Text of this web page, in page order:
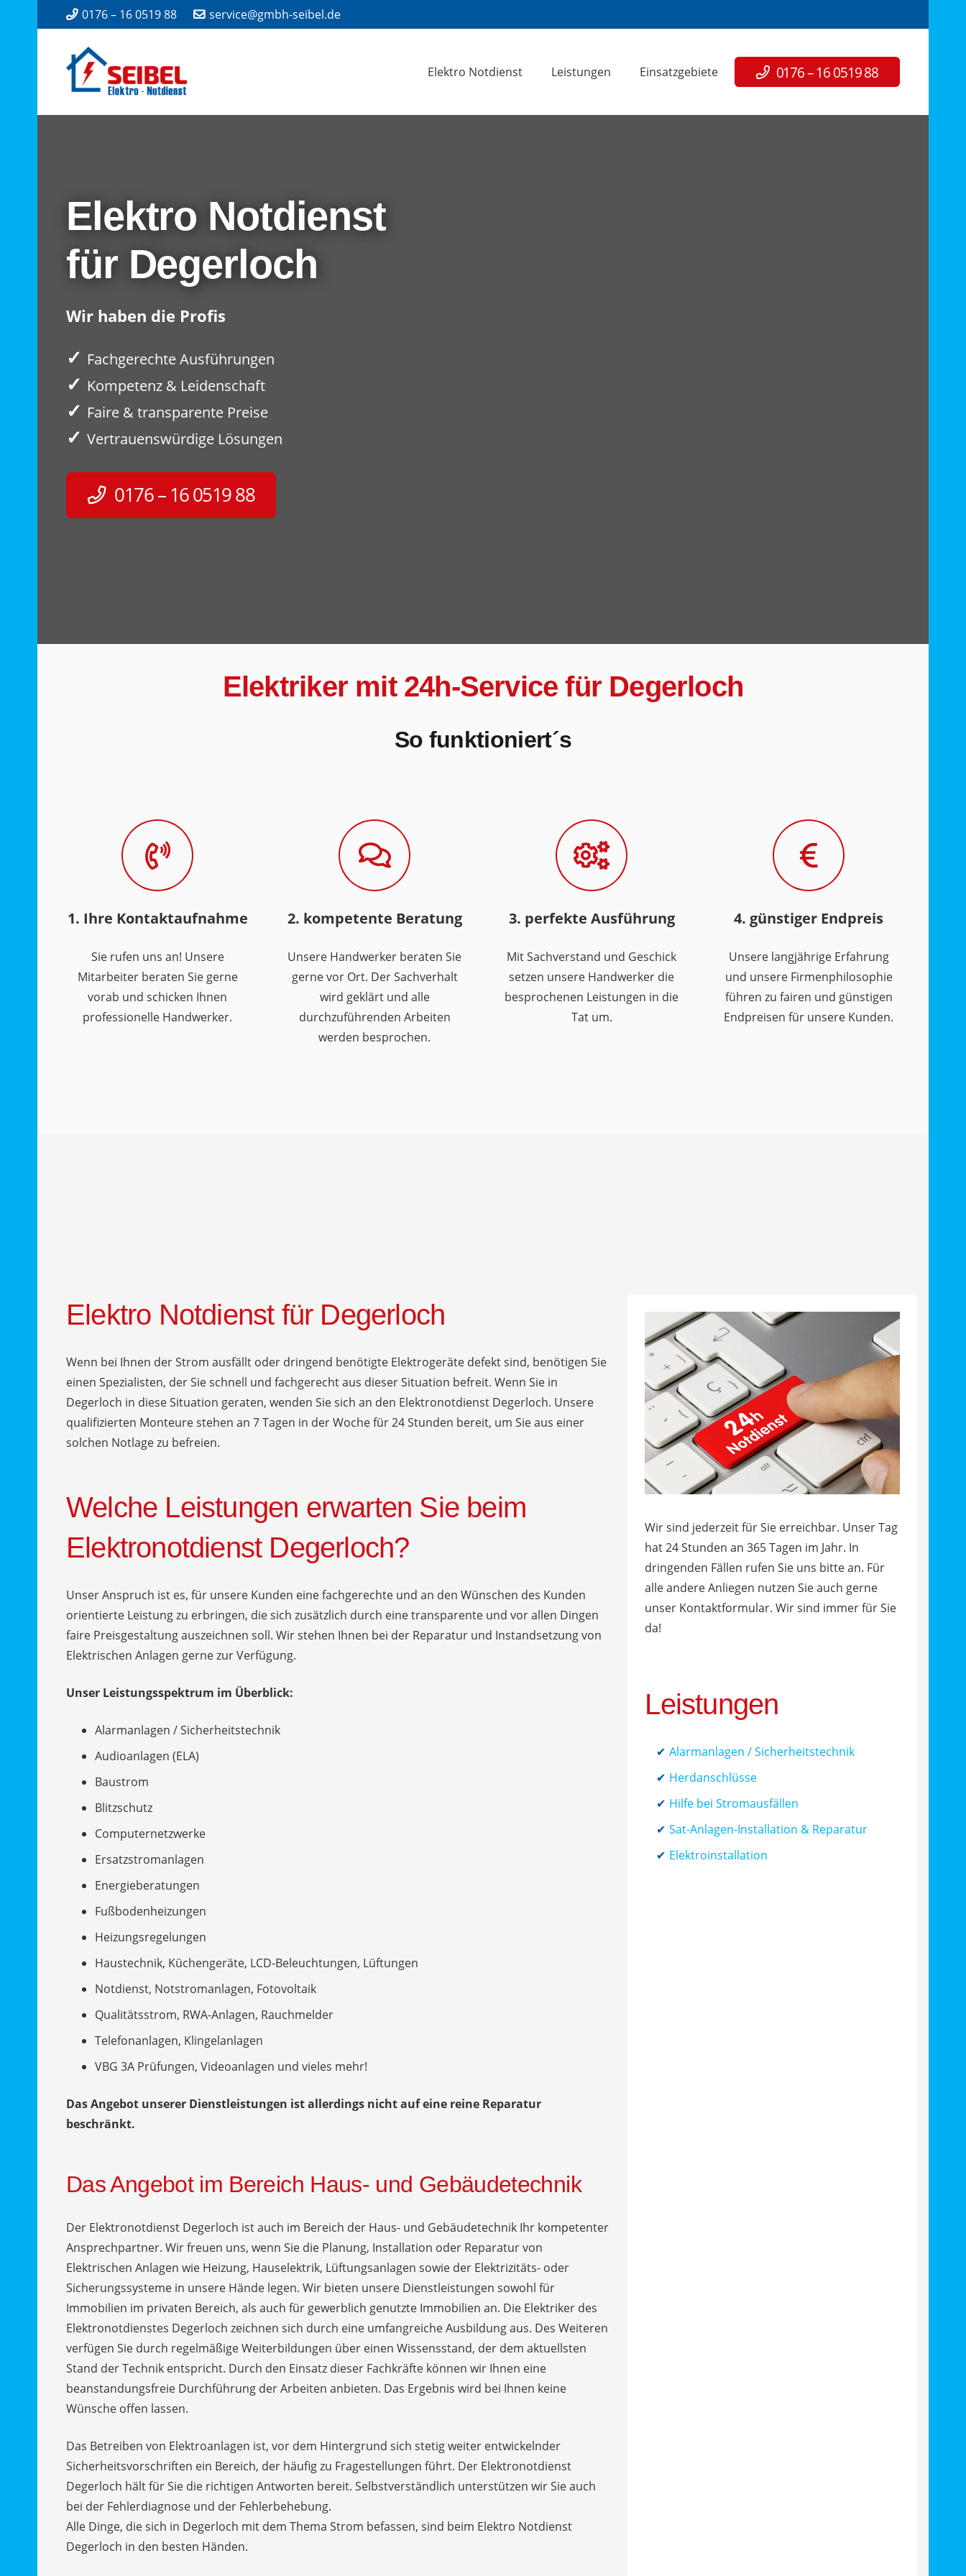
0176 – 16 0519 88 service@gmbh-seibel.de
Elektro Notdienst Leistungen Einsatzgebiete 0176 – 16 0519 88
Elektro Notdienst
für Degerloch
Wir haben die Profis
✓ Fachgerechte Ausführungen
✓ Kompetenz & Leidenschaft
✓ Faire & transparente Preise
✓ Vertrauenswürdige Lösungen
0176 – 16 0519 88
Elektriker mit 24h-Service für Degerloch
So funktioniert´s
1. Ihre Kontaktaufnahme
Sie rufen uns an! Unsere
Mitarbeiter beraten Sie gerne
vorab und schicken Ihnen
professionelle Handwerker.
2. kompetente Beratung
Unsere Handwerker beraten Sie
gerne vor Ort. Der Sachverhalt
wird geklärt und alle
durchzuführenden Arbeiten
werden besprochen.
3. perfekte Ausführung
Mit Sachverstand und Geschick
setzen unsere Handwerker die
besprochenen Leistungen in die
Tat um.
4. günstiger Endpreis
Unsere langjährige Erfahrung
und unsere Firmenphilosophie
führen zu fairen und günstigen
Endpreisen für unsere Kunden.
Elektro Notdienst für Degerloch
Wenn bei Ihnen der Strom ausfällt oder dringend benötigte Elektrogeräte defekt sind, benötigen Sie
einen Spezialisten, der Sie schnell und fachgerecht aus dieser Situation befreit. Wenn Sie in
Degerloch in diese Situation geraten, wenden Sie sich an den Elektronotdienst Degerloch. Unsere
qualifizierten Monteure stehen an 7 Tagen in der Woche für 24 Stunden bereit, um Sie aus einer
solchen Notlage zu befreien.
Welche Leistungen erwarten Sie beim
Elektronotdienst Degerloch?
Unser Anspruch ist es, für unsere Kunden eine fachgerechte und an den Wünschen des Kunden
orientierte Leistung zu erbringen, die sich zusätzlich durch eine transparente und vor allen Dingen
faire Preisgestaltung auszeichnen soll. Wir stehen Ihnen bei der Reparatur und Instandsetzung von
Elektrischen Anlagen gerne zur Verfügung.
Unser Leistungsspektrum im Überblick:
Alarmanlagen / Sicherheitstechnik
Audioanlagen (ELA)
Baustrom
Blitzschutz
Computernetzwerke
Ersatzstromanlagen
Energieberatungen
Fußbodenheizungen
Heizungsregelungen
Haustechnik, Küchengeräte, LCD-Beleuchtungen, Lüftungen
Notdienst, Notstromanlagen, Fotovoltaik
Qualitätsstrom, RWA-Anlagen, Rauchmelder
Telefonanlagen, Klingelanlagen
VBG 3A Prüfungen, Videoanlagen und vieles mehr!
Das Angebot unserer Dienstleistungen ist allerdings nicht auf eine reine Reparatur
beschränkt.
Das Angebot im Bereich Haus- und Gebäudetechnik
Der Elektronotdienst Degerloch ist auch im Bereich der Haus- und Gebäudetechnik Ihr kompetenter
Ansprechpartner. Wir freuen uns, wenn Sie die Planung, Installation oder Reparatur von
Elektrischen Anlagen wie Heizung, Hauselektrik, Lüftungsanlagen sowie der Elektrizitäts- oder
Sicherungssysteme in unsere Hände legen. Wir bieten unsere Dienstleistungen sowohl für
Immobilien im privaten Bereich, als auch für gewerblich genutzte Immobilien an. Die Elektriker des
Elektronotdienstes Degerloch zeichnen sich durch eine umfangreiche Ausbildung aus. Des Weiteren
verfügen Sie durch regelmäßige Weiterbildungen über einen Wissensstand, der dem aktuellsten
Stand der Technik entspricht. Durch den Einsatz dieser Fachkräfte können wir Ihnen eine
beanstandungsfreie Durchführung der Arbeiten anbieten. Das Ergebnis wird bei Ihnen keine
Wünsche offen lassen.
Das Betreiben von Elektroanlagen ist, vor dem Hintergrund sich stetig weiter entwickelnder
Sicherheitsvorschriften ein Bereich, der häufig zu Fragestellungen führt. Der Elektronotdienst
Degerloch hält für Sie die richtigen Antworten bereit. Selbstverständlich unterstützen wir Sie auch
bei der Fehlerdiagnose und der Fehlerbehebung.
Alle Dinge, die sich in Degerloch mit dem Thema Strom befassen, sind beim Elektro Notdienst
Degerloch in den besten Händen.
Wir sind jederzeit für Sie erreichbar. Unser Tag
hat 24 Stunden an 365 Tagen im Jahr. In
dringenden Fällen rufen Sie uns bitte an. Für
alle andere Anliegen nutzen Sie auch gerne
unser Kontaktformular. Wir sind immer für Sie
da!
Leistungen
Alarmanlagen / Sicherheitstechnik
Herdanschlüsse
Hilfe bei Stromausfällen
Sat-Anlagen-Installation & Reparatur
Elektroinstallation